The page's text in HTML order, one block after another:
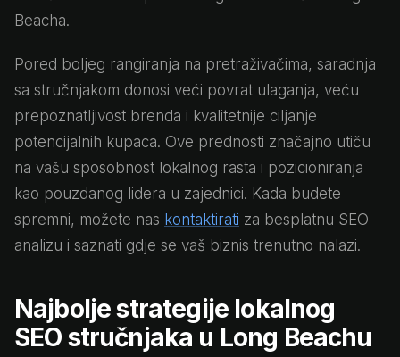
Beacha.
Pored boljeg rangiranja na pretraživačima, saradnja
sa stručnjakom donosi veći povrat ulaganja, veću
prepoznatljivost brenda i kvalitetnije ciljanje
potencijalnih kupaca. Ove prednosti značajno utiču
na vašu sposobnost lokalnog rasta i pozicioniranja
kao pouzdanog lidera u zajednici. Kada budete
spremni, možete nas kontaktirati za besplatnu SEO
analizu i saznati gdje se vaš biznis trenutno nalazi.
Najbolje strategije lokalnog
SEO stručnjaka u Long Beachu